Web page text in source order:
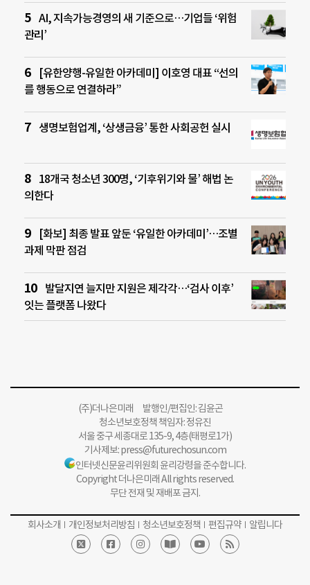
AI, 지속가능경영의 새 기준으로…기업들 ‘위험
관리’
[유한양행-유일한 아카데미] 이호영 대표 “선의
를 행동으로 연결하라”
생명보험업계, ‘상생금융’ 통한 사회공헌 실시
18개국 청소년 300명, ‘기후위기와 물’ 해법 논
의한다
[화보] 최종 발표 앞둔 ‘유일한 아카데미’…조별
과제 막판 점검
발달지연 늘지만 지원은 제각각…‘검사 이후’
잇는 플랫폼 나왔다
(주)더나은미래 발행인/편집인: 김윤곤
청소년보호정책 책임자: 정유진
서울 중구 세종대로 135-9, 4층(태평로1가)
기사제보:press@futurechosun.com
인터넷신문윤리위원회 윤리강령을 준수합니다.
Copyright 더나은미래 All rights reserved.
무단 전재 및 재배포 금지.
회사소개 개인정보처리방침 청소년보호정책 편집규약 알립니다